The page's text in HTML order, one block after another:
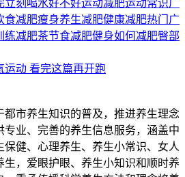
立刻喝水好不好运动减肥运动常识广
食减肥瘦身养生减肥健康减肥热门广
练减肥茶节食减肥健身如何减肥臀部
运动 看完这篇再开跑
都市养生知识的普及，推进养生理念
专业、完善的养生信息服务，涵盖中
保健、心理养生、养生小常识、女人
生，爱眼护眼、养生小知识和顺时养